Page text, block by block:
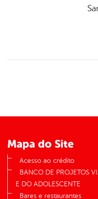
Mapa do Site
Acesso ao crédito
BANCO DE PROJETOS
E DO ADOLESCENTE
Bares e restaurantes